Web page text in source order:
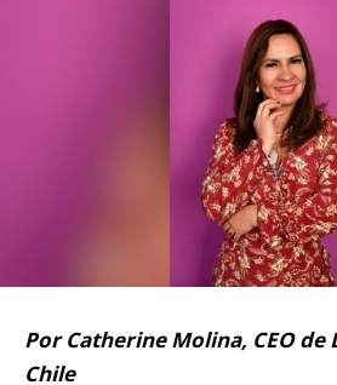
Por Catherine Molina, CEO de
Chile